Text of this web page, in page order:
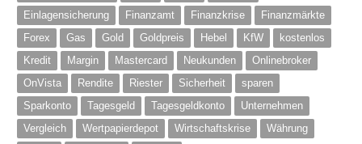
Einlagensicherung
Finanzamt Finanzkrise
Finanzmärkte
Forex
Gas Gold Goldpreis Hebel KfW
kostenlos
Kredit
Margin Mastercard Neukunden
Onlinebroker
OnVista
Rendite Riester Sicherheit
sparen
Sparkonto
Tagesgeld Tagesgeldkonto
Unternehmen
Vergleich
Wertpapierdepot Wirtschaftskrise
Währung